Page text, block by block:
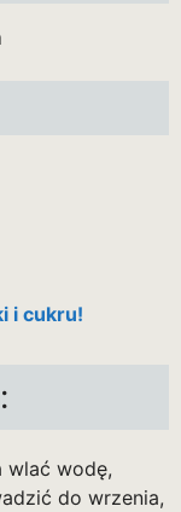
i cukru!
wlać wodę,
do wrzenia,